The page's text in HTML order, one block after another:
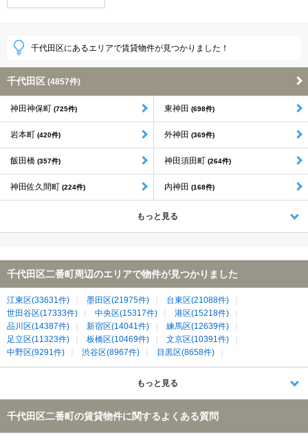
千代田区にあるエリアで賃貸物件が見つかりました！
千代田区 (4857件)
神田神保町 (725件) 東神田 (698件)
岩本町 (420件) 外神田 (369件)
飯田橋 (357件) 神田須田町 (264件)
神田佐久間町 (224件) 内神田 (168件)
もっと見る
千代田区二番町周辺のエリアで物件が見つかりました
江東区(33631件) 墨田区(21975件)
台東区(21088件)
世田谷区(17333件)
中央区(15317件)
港区(15218件)
品川区(14387件)
新宿区(14041件)
練馬区(12639件)
足立区(11323件)
板橋区(10469件)
文京区(10391件)
中野区(9291件)
渋谷区(8967件)
目黒区(8658件)
豊島区(7495件)
北区(5900件) 荒川区(5407件)
葛飾区(5082件)
江戸川区(4744件)
もっと見る
千代田区二番町の賃貸物件に関するよくある質問